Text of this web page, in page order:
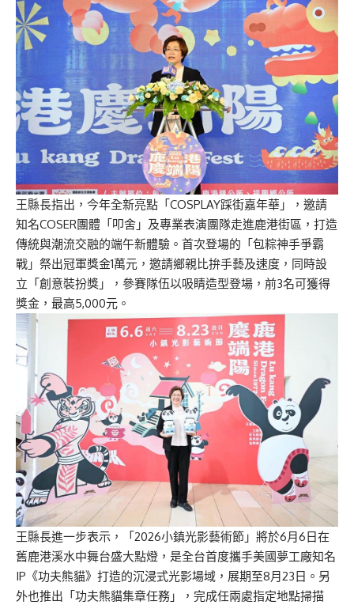
王縣長指出，今年全新亮點「COSPLAY踩街嘉年華」，邀請
知名COSER團體「叩舍」及專業表演團隊走進鹿港街區，打造
傳統與潮流交融的端午新體驗。首次登場的「包粽神手爭霸
戰」祭出冠軍獎金1萬元，邀請鄉親比拚手藝及速度，同時設
立「創意裝扮獎」，參賽隊伍以吸睛造型登場，前3名可獲得
獎金，最高5,000元。
王縣長進一步表示，「2026小鎮光影藝術節」將於6月6日在
舊鹿港溪水中舞台盛大點燈，是全台首度攜手美國夢工廠知名
IP《功夫熊貓》打造的沉浸式光影場域，展期至8月23日。另
外也推出「功夫熊貓集章任務」，完成任兩處指定地點掃描